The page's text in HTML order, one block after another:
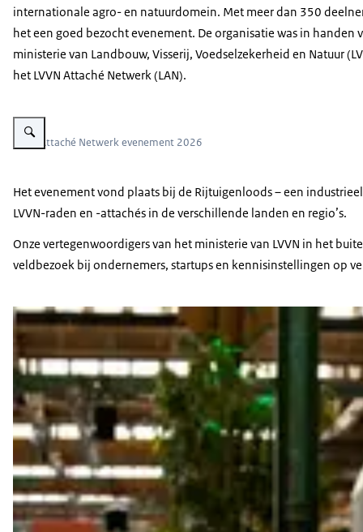
internationale agro- en natuurdomein. Met meer dan 350
het een goed bezocht evenement. De organisatie was in handen
ministerie van Landbouw, Visserij, Voedselzekerheid en Natuur
het LVVN Attaché Netwerk (LAN).
Vergroot afbeelding Overzicht van ruimte van netwerkevenement
LVVN Attaché Netwerk evenement 2026
Het evenement vond plaats bij de Rijtuigenloods – een
LVVN-raden en -attachés in de verschillende landen en regio’s.
Onze vertegenwoordigers van het ministerie van LVVN in het
veldbezoek bij ondernemers, startups en kennisinstellingen op